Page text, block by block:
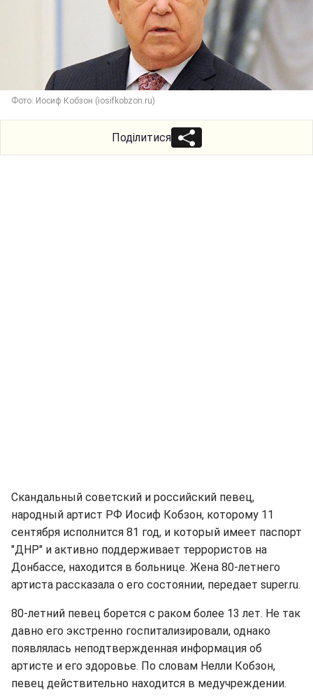
Фото: Иосиф Кобзон (iosifkobzon.ru)
Поділитися
Скандальный советский и российский певец,
народный артист РФ Иосиф Кобзон, которому 11
сентября исполнится 81 год, и который имеет паспорт
"ДНР" и активно поддерживает террористов на
Донбассе, находится в больнице. Жена 80-летнего
артиста рассказала о его состоянии, передает super.ru.
80-летний певец борется с раком более 13 лет. Не так
давно его экстренно госпитализировали, однако
появлялась неподтвержденная информация об
артисте и его здоровье. По словам Нелли Кобзон,
певец действительно находится в медучреждении.